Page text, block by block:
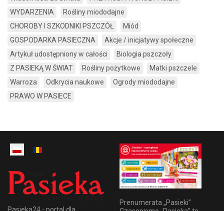
WYDARZENIA
Rośliny miododajne
CHOROBY I SZKODNIKI PSZCZÓŁ
Miód
GOSPODARKA PASIECZNA
Akcje / inicjatywy społeczne
Artykuł udostępniony w całości
Biologia pszczoły
Z PASIEKĄ W ŚWIAT
Rośliny pożytkowe
Matki pszczele
Warroza
Odkrycia naukowe
Ogrody miododajne
PRAWO W PASIECE
Pasieka24 - portal dla
Prenumerata „Pasieki”